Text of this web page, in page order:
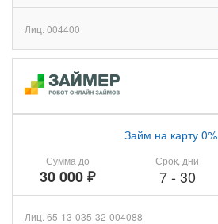
Лиц. 004400
Сумма до
30 000 ₽
Займ на карту 0%
Срок, дни
7- 30
Лиц. 65-13-035-32-004088